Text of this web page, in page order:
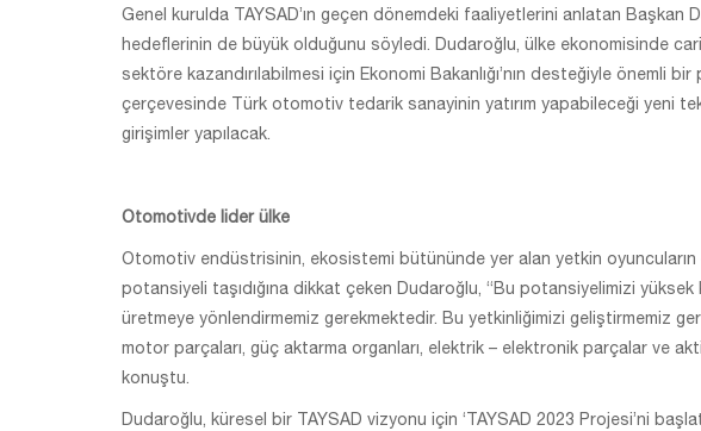
Genel kurulda TAYSAD’ın geçen dönemdeki faaliyetlerini anlatan Başkan
hedeflerinin de büyük olduğunu söyledi. Dudaroğlu, ülke ekonomisinde
sektöre kazandırılabilmesi için Ekonomi Bakanlığı’nın desteğiyle önemli
çerçevesinde Türk otomotiv tedarik sanayinin yatırım yapabileceği yeni
girişimler yapılacak.
Otomotivde lider ülke
Otomotiv endüstrisinin, ekosistemi bütününde yer alan yetkin
potansiyeli taşıdığına dikkat çeken Dudaroğlu, “Bu potansiyelimizi
üretmeye yönlendirmemiz gerekmektedir. Bu yetkinliğimizi geliştirmemiz
motor parçaları, güç aktarma organları, elektrik – elektronik parçalar ve
konuştu.
Dudaroğlu, küresel bir TAYSAD vizyonu için ‘TAYSAD 2023 Projesi’ni